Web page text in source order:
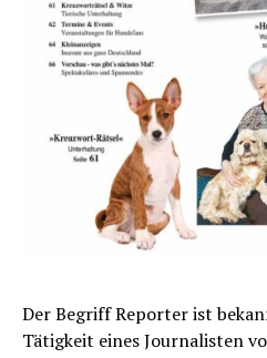
Der Begriff Reporter ist
Tätigkeit eines Journalisten